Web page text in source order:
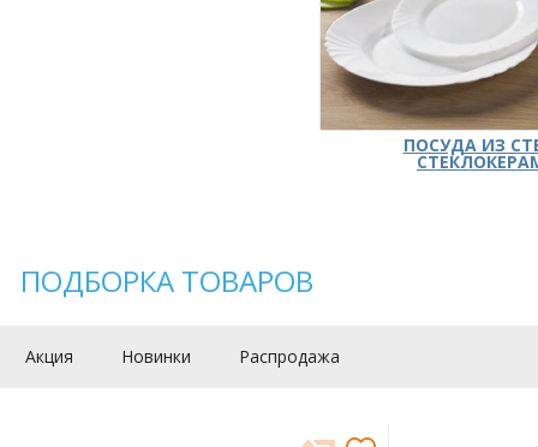
ПОСУДА ИЗ
ПОДБОРКА ТОВАРОВ
Акция Новинки Распродажа